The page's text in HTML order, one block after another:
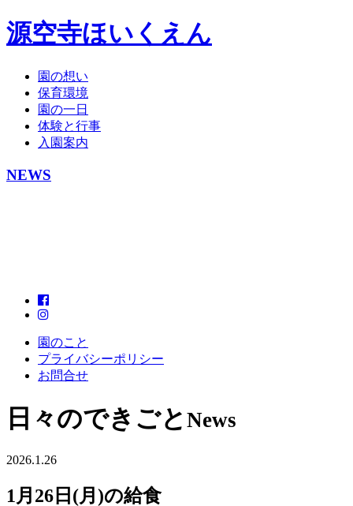
源空寺ほいくえん
園の想い
保育環境
園の一日
体験と行事
入園案内
NEWS
園のこと
プライバシーポリシー
お問合せ
日々のできごと News
2026.1.26
1月26日(月)の給食